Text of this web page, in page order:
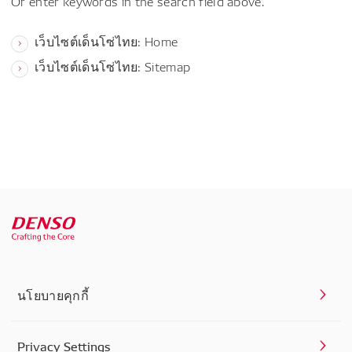
เว็บไซต์เด็นโซ่ไทย: Home
เว็บไซต์เด็นโซ่ไทย: Sitemap
นโยบายคุกกี้
Privacy Settings